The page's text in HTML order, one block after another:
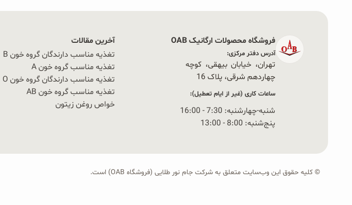
فروشگاه محصولات ارگانیک OAB
آدرس دفتر مرکزی:
تهران، خیابان بیهقی، کوچه
چهاردهم شرقی، پلاک 16‭
ساعات کاری (غیر از ایام تعطیل):
شنبه-چهارشنبه: 7:30 - 16:00
پنج‌شنبه: 8:00 - 13:00
آخرین مقالات
تغذیه مناسب دارندگان گروه خون B
تغذیه مناسب گروه خون A
تغذیه مناسب دارندگان گروه خون O
تغذیه مناسب گروه خون AB
خواص روغن زیتون
© کلیه حقوق این وب‌سایت متعلق به شرکت جام نور طلایی (فروشگاه OAB) است.